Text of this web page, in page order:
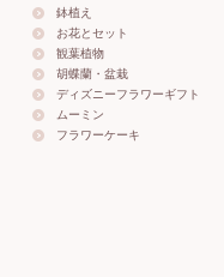
鉢植え
お花とセット
観葉植物
胡蝶蘭・盆栽
ディズニーフラワーギフト
ムーミン
フラワーケーキ